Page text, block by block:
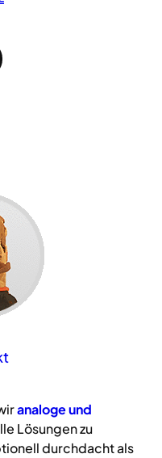
analogeund
Lösungen zu
durchdacht als